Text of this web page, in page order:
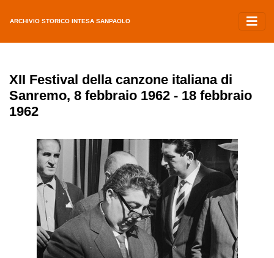
ARCHIVIO STORICO INTESA SANPAOLO
XII Festival della canzone italiana di
Sanremo, 8 febbraio 1962 - 18 febbraio
1962